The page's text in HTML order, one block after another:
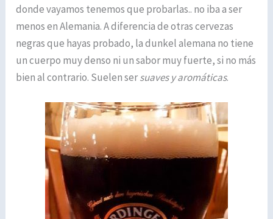
donde vayamos tenemos que probarlas.. no iba a ser
menos en Alemania. A diferencia de otras cervezas
negras que hayas probado, la dunkel alemana no tiene
un cuerpo muy denso ni un sabor muy fuerte, si no más
bien al contrario. Suelen sersuaves y aromáticas.